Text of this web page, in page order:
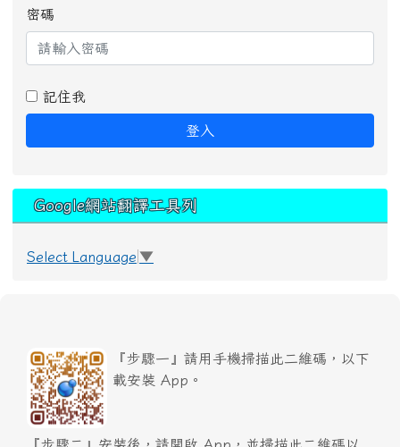
密碼
記住我
登入
Google網站翻譯工具列
Select Language ▼
『步驟一』請用手機掃描此二維碼，以下
載安裝 App。